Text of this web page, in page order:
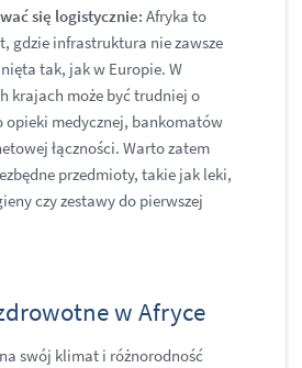
się logistycznie: Afryka to
gdzie infrastruktura nie zawsze
tak, jak w Europie. W
krajach może być trudniej o
opieki medycznej, bankomatów
łączności. Warto zatem
przedmioty, takie jak leki,
czy zestawy do pierwszej
w Afryce
swój klimat i różnorodność